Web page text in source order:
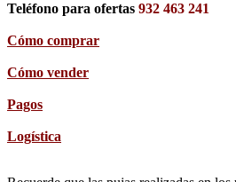
Teléfono para ofertas 932 463 241
Cómo comprar
Cómo vender
Pagos
Logística